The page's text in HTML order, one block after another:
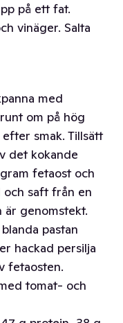
på ett fat.
vinäger. Salta
med
om på hög
smak. Tillsätt
det kokande
fetaost och
och saft från en
är genomstekt.
pastan
hackad persilja
fetaosten.
tomat- och